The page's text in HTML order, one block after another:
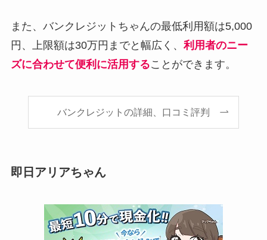
また、バンクレジットちゃんの最低利用額は5,000
円、上限額は30万円までと幅広く、利用者のニー
ズに合わせて便利に活用することができます。
バンクレジットの詳細、口コミ評判
即日アリアちゃん